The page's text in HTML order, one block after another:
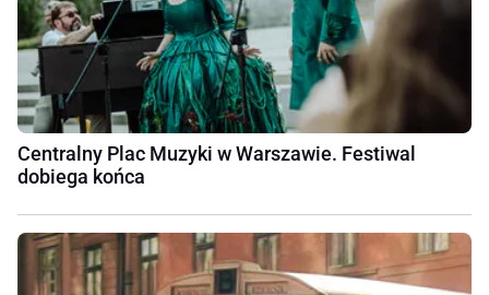
Centralny Plac Muzyki w Warszawie. Festiwal
dobiega końca